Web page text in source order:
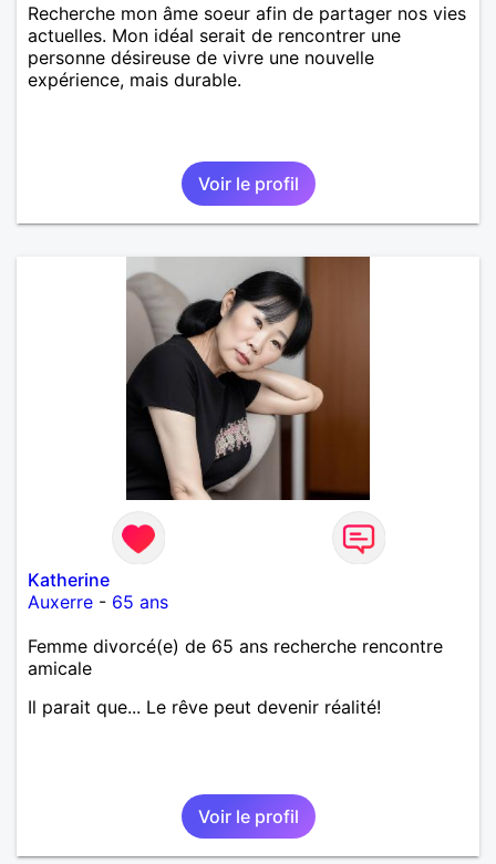
Recherche mon âme soeur afin de partager nos vies
actuelles. Mon idéal serait de rencontrer une
personne désireuse de vivre une nouvelle
expérience, mais durable.
Voir le profil
Katherine
Auxerre - 65 ans
Femme divorcé(e) de 65 ans recherche rencontre
amicale
Il parait que... Le rêve peut devenir réalité!
Voir le profil